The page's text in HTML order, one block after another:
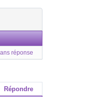
réponse
Répondre